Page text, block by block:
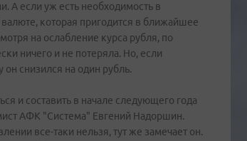
А если уж есть необходимость в
которая пригодится в ближайшее
на ослабление курса рубля, по
ничего и не потеряла. Но, если
снизился на один рубль.
и составить в начале следующего года
АФК "Система" Евгений Надоршин.
все-таки нельзя, тут же замечает он.